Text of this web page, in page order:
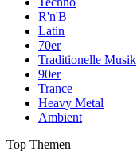
R'n'B
Latin
70er
Traditionelle Musik
90er
Trance
Heavy Metal
Ambient
Top Themen